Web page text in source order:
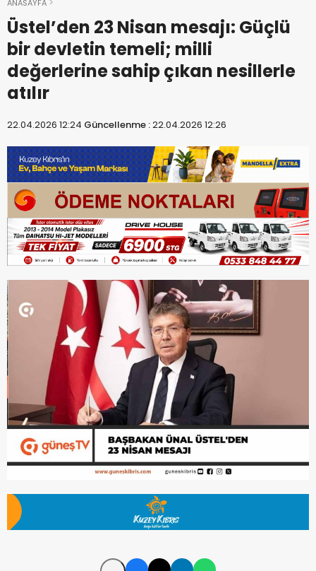
ANASAYFA
Üstel’den 23 Nisan mesajı: Güçlü
bir devletin temeli; milli
değerlerine sahip çıkan nesillerle
atılır
22.04.2026 12:24 Güncellenme :22.04.2026 12:26